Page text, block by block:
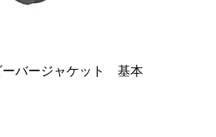
ーバージャケット 基本